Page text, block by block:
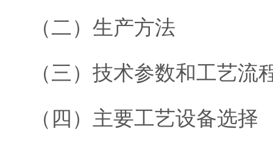
（二）生产方法
（三）技术参数和工艺流
（四）主要工艺设备选择